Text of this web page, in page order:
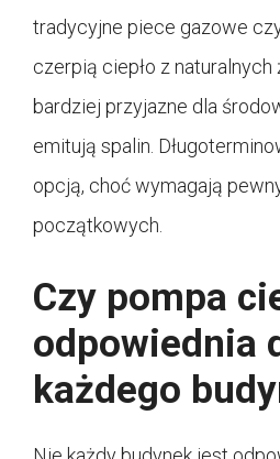
tradycyjne piece gazowe
czerpią ciepło z naturalnych
bardziej przyjazne dla
emitują spalin.
opcją, choć wymagają
początkowych.
Czy pompa
odpowiednia
każdego